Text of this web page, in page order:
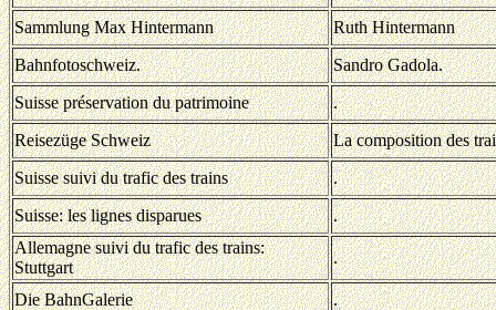
Sammlung Max Hintermann
Ruth Hintermann
Bahnfotoschweiz.
Sandro Gadola.
Suisse préservation du patrimoine
.
Reisezüge Schweiz
La composition des
Suisse suivi du trafic des trains
.
Suisse: les lignes disparues
.
Allemagne suivi du trafic des trains:
Stuttgart
.
Die BahnGalerie
.